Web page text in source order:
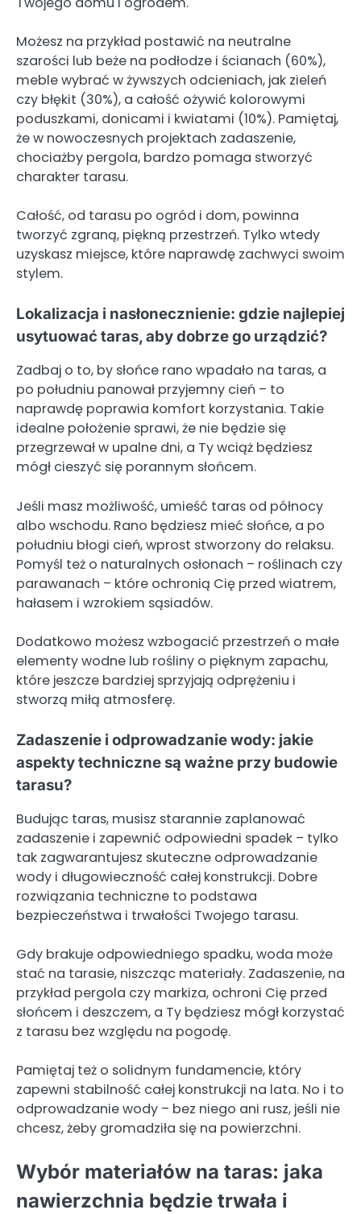
Możesz na przykład postawić na neutralne
szarości lub beże na podłodze i ścianach (60%),
meble wybrać w żywszych odcieniach, jak zieleń
czy błękit (30%), a całość ożywić kolorowymi
poduszkami, donicami i kwiatami (10%). Pamiętaj,
że w nowoczesnych projektach zadaszenie,
chociażby pergola, bardzo pomaga stworzyć
charakter tarasu.
Całość, od tarasu po ogród i dom, powinna
tworzyć zgraną, piękną przestrzeń. Tylko wtedy
uzyskasz miejsce, które naprawdę zachwyci swoim
stylem.
Lokalizacja i nasłonecznienie: gdzie najlepiej
usytuować taras, aby dobrze go urządzić?
Zadbaj o to, by słońce rano wpadało na taras, a
po południu panował przyjemny cień – to
naprawdę poprawia komfort korzystania. Takie
idealne położenie sprawi, że nie będzie się
przegrzewał w upalne dni, a Ty wciąż będziesz
mógł cieszyć się porannym słońcem.
Jeśli masz możliwość, umieść taras od północy
albo wschodu. Rano będziesz mieć słońce, a po
południu błogi cień, wprost stworzony do relaksu.
Pomyśl też o naturalnych osłonach – roślinach czy
parawanach – które ochronią Cię przed wiatrem,
hałasem i wzrokiem sąsiadów.
Dodatkowo możesz wzbogacić przestrzeń o małe
elementy wodne lub rośliny o pięknym zapachu,
które jeszcze bardziej sprzyjają odprężeniu i
stworzą miłą atmosferę.
Zadaszenie i odprowadzanie wody: jakie
aspekty techniczne są ważne przy budowie
tarasu?
Budując taras, musisz starannie zaplanować
zadaszenie i zapewnić odpowiedni spadek – tylko
tak zagwarantujesz skuteczne odprowadzanie
wody i długowieczność całej konstrukcji. Dobre
rozwiązania techniczne to podstawa
bezpieczeństwa i trwałości Twojego tarasu.
Gdy brakuje odpowiedniego spadku, woda może
stać na tarasie, niszcząc materiały. Zadaszenie, na
przykład pergola czy markiza, ochroni Cię przed
słońcem i deszczem, a Ty będziesz mógł korzystać
z tarasu bez względu na pogodę.
Pamiętaj też o solidnym fundamencie, który
zapewni stabilność całej konstrukcji na lata. No i to
odprowadzanie wody – bez niego ani rusz, jeśli nie
chcesz, żeby gromadziła się na powierzchni.
Wybór materiałów na taras: jaka
nawierzchnia będzie trwała i